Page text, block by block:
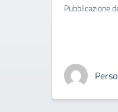
Pubblicazione